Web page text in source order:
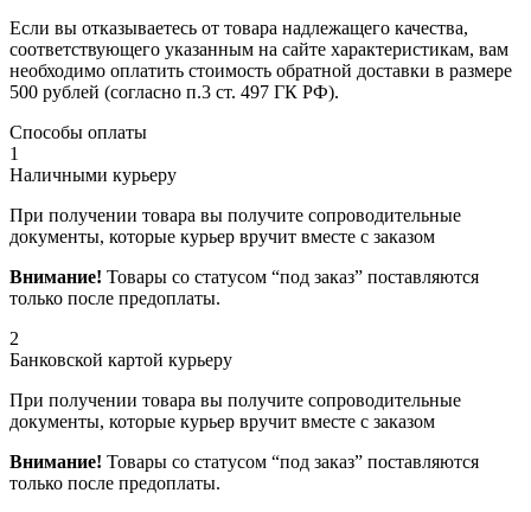
Если вы отказываетесь от товара надлежащего качества,
соответствующего указанным на сайте характеристикам, вам
необходимо оплатить стоимость обратной доставки в размере
500 рублей (согласно п.3 ст. 497 ГК РФ).
Способы оплаты
1
Наличными курьеру
При получении товара вы получите сопроводительные
документы, которые курьер вручит вместе с заказом
Внимание! Товары со статусом “под заказ” поставляются
только после предоплаты.
2
Банковской картой курьеру
При получении товара вы получите сопроводительные
документы, которые курьер вручит вместе с заказом
Внимание! Товары со статусом “под заказ” поставляются
только после предоплаты.